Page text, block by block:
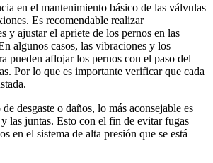
en el mantenimiento básico de las válvulas
Es recomendable realizar
y ajustar el apriete de los pernos en las
algunos casos, las vibraciones y los
pueden aflojar los pernos con el paso del
Por lo que es importante verificar que cada
desgaste o daños, lo más aconsejable es
las juntas. Esto con el fin de evitar fugas
en el sistema de alta presión que se está